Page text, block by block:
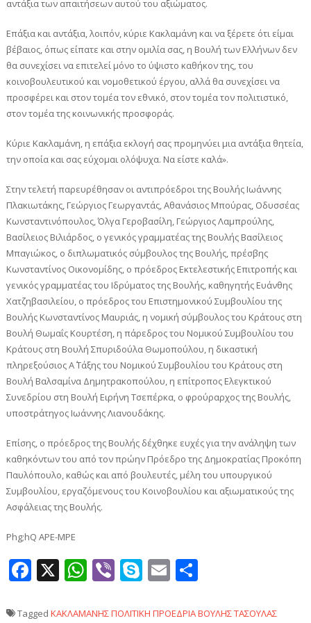
αντάξια των απαιτήσεων αυτού του αξιώματος.
Επάξια και αντάξια, λοιπόν, κύριε Κακλαμάνη και να ξέρετε ότι είμαι
βέβαιος, όπως είπατε και στην ομιλία σας, η Βουλή των Ελλήνων δεν
θα συνεχίσει να επιτελεί μόνο το ύψιστο καθήκον της, του
κοινοβουλευτικού και νομοθετικού έργου, αλλά θα συνεχίσει να
προσφέρει και στον τομέα τον εθνικό, στον τομέα τον πολιτιστικό,
στον τομέα της κοινωνικής προσφοράς.
Κύριε Κακλαμάνη, η επάξια εκλογή σας προμηνύει μια αντάξια θητεία,
την οποία και σας εύχομαι ολόψυχα. Να είστε καλά».
Στην τελετή παρευρέθησαν οι αντιπρόεδροι της Βουλής Ιωάννης
Πλακιωτάκης, Γεώργιος Γεωργαντάς, Αθανάσιος Μπούρας, Οδυσσέας
Κωνσταντινόπουλος, Όλγα Γεροβασίλη, Γεώργιος Λαμπρούλης,
Βασίλειος Βιλιάρδος, ο γενικός γραμματέας της Βουλής Βασίλειος
Μπαγιώκος, ο διπλωματικός σύμβουλος της Βουλής, πρέσβης
Κωνσταντίνος Οικονομίδης, ο πρόεδρος Εκτελεστικής Επιτροπής και
γενικός γραμματέας του Ιδρύματος της Βουλής, καθηγητής Ευάνθης
Χατζηβασιλείου, ο πρόεδρος του Επιστημονικού Συμβουλίου της
Βουλής Κωνσταντίνος Μαυριάς, η νομική σύμβουλος του Κράτους στη
Βουλή Θωμαΐς Κουρτέση, η πάρεδρος του Νομικού Συμβουλίου του
Κράτους στη Βουλή Σπυριδούλα Θωμοπούλου, η δικαστική
πληρεξούσιος Α΄ Τάξης του Νομικού Συμβουλίου του Κράτους στη
Βουλή Βαλσαμίνα Δημητρακοπούλου, η επίτροπος Ελεγκτικού
Συνεδρίου στη Βουλή Ειρήνη Τσεπέρκα, ο φρούραρχος της Βουλής,
υποστράτηγος Ιωάννης Λιανουδάκης.
Επίσης, ο πρόεδρος της Βουλής δέχθηκε ευχές για την ανάληψη των
καθηκόντων του από τον πρώην Πρόεδρο της Δημοκρατίας Προκόπη
Παυλόπουλο, καθώς και από βουλευτές, μέλη του υπουργικού
Συμβουλίου, εργαζόμενους του Κοινοβουλίου και αξιωματικούς της
Ασφάλειας της Βουλής.
Phg;hQ APE-MPE
Facebook
X WhatsApp
ViberSkype
Email
Tagged ΚΑΚΛΑΜΑΝΗΣΠΟΛΙΤΙΚΗ ΠΡΟΕΔΡΙΑ ΒΟΥΛΗΣΤΑΣΟΥΛΑΣ